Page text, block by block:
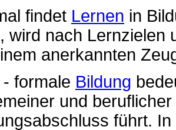
findet Lernen in
wird nach Lernzielen
anerkannten
- formale Bildung
und beruflicher
führt.